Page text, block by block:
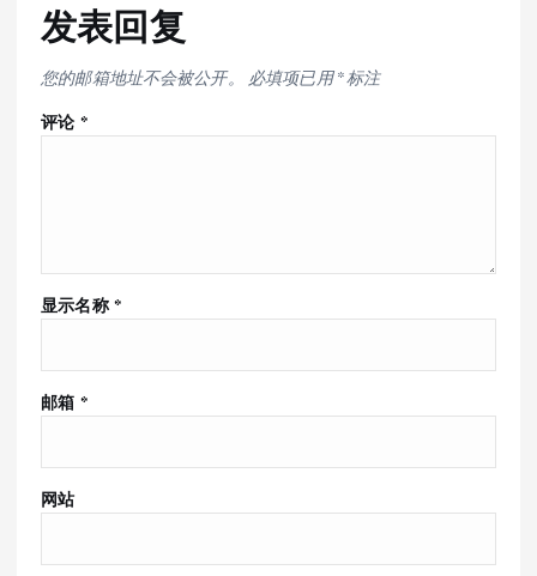
发表回复
您的邮箱地址不会被公开。 必填项已用*标注
评论 *
显示名称 *
邮箱 *
网站